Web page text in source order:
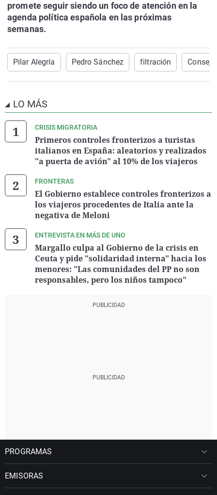
promete seguir siendo un foco de atención en la
agenda política española en las próximas
semanas.
Pilar Alegría Pedro Sánchez filtración
LO MÁS
CRISIS MIGRATORIA
Primeros controles fronterizos a turistas
italianos en España: aleatorios y realizados
"a puerta de avión" al 10% de los viajeros
FRONTERAS
El Gobierno establece controles fronterizos a
los viajeros procedentes de Italia ante la
negativa de Meloni
ENTREVISTA EN MÁS DE UNO
Margallo culpa al Gobierno de la crisis en
Ceuta y pide "solidaridad interna" hacia los
menores: "Las comunidades del PP no son
responsables, pero los niños tampoco"
PROGRAMAS
EMISORAS